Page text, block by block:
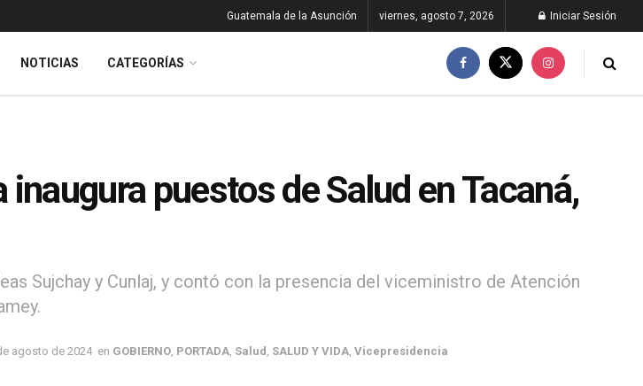
Guatemala de la Asunción viernes, agosto 7, 2026 Iniciar Sesión
NOTICIAS CATEGORÍAS
puestos de Salud en Tacaná,
Sujchay y Cunlaj, y contó con la presencia del viceministro de Atención
agosto de 2024 en GOBIERNO PORTADA Salud SALUD Y VIDA Vicepresidencia